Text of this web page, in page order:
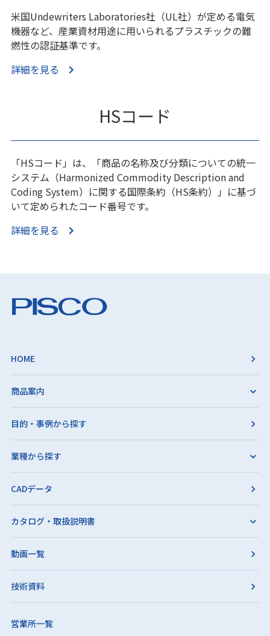
米国Undewriters Laboratories社（UL社）が定める電気
機器など、産業資材用途に用いられるプラスチックの難
燃性の認証基準です。
詳細を見る
HSコード
「HSコード」は、「商品の名称及び分類についての統一
システム（Harmonized Commodity Description and
Coding System）に関する国際条約（HS条約）」に基づ
いて定められたコード番号です。
詳細を見る
HOME
商品案内
目的・事例から探す
業種から探す
CADデータ
カタログ・取扱説明書
動画一覧
技術資料
営業所一覧